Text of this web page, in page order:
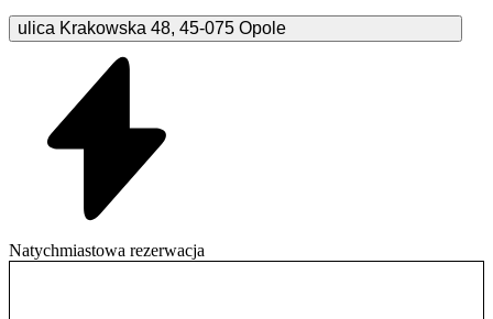
ulica Krakowska 48, 45-075 Opole
Natychmiastowa rezerwacja